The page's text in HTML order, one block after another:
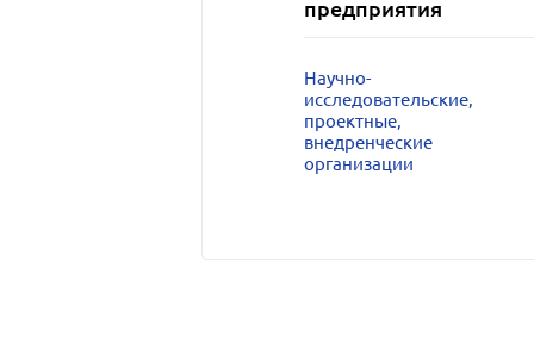
предприятия
Научно-
исследовательские,
проектные,
внедренческие
организации